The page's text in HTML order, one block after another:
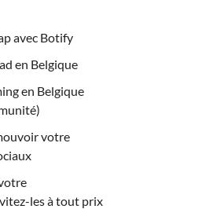
avec Botify
en Belgique
en Belgique
votre
les à tout prix